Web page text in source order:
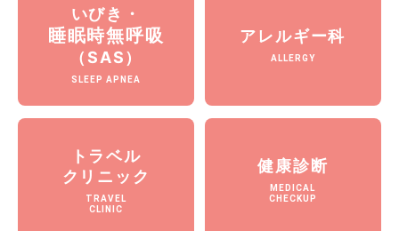
いびき・
睡眠時無呼吸
（SAS）
SLEEP APNEA
アレルギー科
ALLERGY
トラベル
クリニック
TRAVEL
CLINIC
健康診断
MEDICAL
CHECKUP